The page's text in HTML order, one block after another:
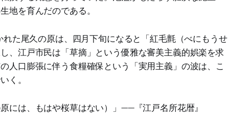
を育んだのである。
れた尾久の原は、四月下旬になると「紅毛氈（べにもうせ
、江戸市民は「草摘」という優雅な審美主義的娯楽を求
人口膨張に伴う食糧確保という「実用主義」の波は、こ
く。
には、もはや桜草はない）」——『江戸名所花暦』